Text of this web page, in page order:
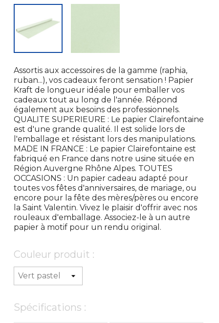
Assortis aux accessoires de la gamme (raphia,
ruban...), vos cadeaux feront sensation ! Papier
Kraft de longueur idéale pour emballer vos
cadeaux tout au long de l'année. Répond
également aux besoins des professionnels.
QUALITE SUPERIEURE : Le papier Clairefontaine
est d'une grande qualité. Il est solide lors de
l'emballage et résistant lors des manipulations.
MADE IN FRANCE : Le papier Clairefontaine est
fabriqué en France dans notre usine située en
Région Auvergne Rhône Alpes. TOUTES
OCCASIONS : Un papier cadeau adapté pour
toutes vos fêtes d'anniversaires, de mariage, ou
encore pour la fête des mères/pères ou encore
la Saint Valentin. Vivez le plaisir d'offrir avec nos
rouleaux d'emballage. Associez-le à un autre
papier à motif pour un rendu original.
Couleur produit :
Spécifications :